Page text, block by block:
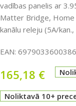
vadības panelis ar
Matter Bridge,
kanālu releju (5A/
EAN: 6979033600386
165,18 €
Noliktavā 10+